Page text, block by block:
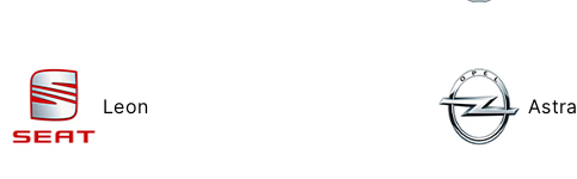
Leon Astra